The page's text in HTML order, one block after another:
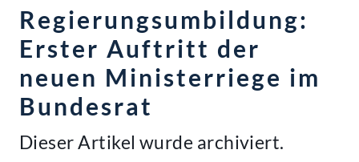
Regierungsumbildung:
Erster Auftritt der
neuen Ministerriege im
Bundesrat
Dieser Artikel wurde archiviert.